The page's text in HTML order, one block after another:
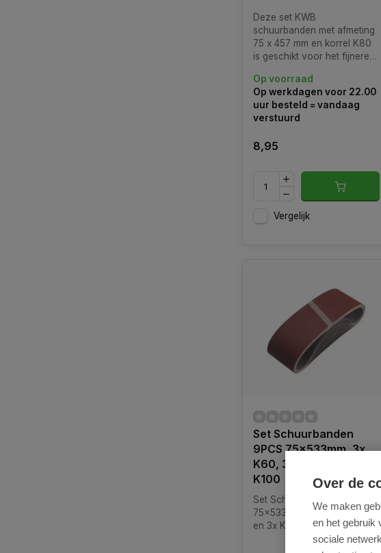
Deze set KWB
schuurbanden met afmeting
75 x 457 mm en korrel K80
is geschikt voor het fijnere
bandschuurmachines
Op voorraad
Op werkdagen voor 22.00
uur besteld = vandaag
verstuurd
8,95
Vergelijk
Set Schuurbanden
9PCS 75x533mm, 3x
K60, 3x K80 en 3x
K100
Set Schuurbanden 9PCS
75x533mm, 3x K60, 3x K80
en 3x K100
Over de
We maken
en het gebruik
sociale